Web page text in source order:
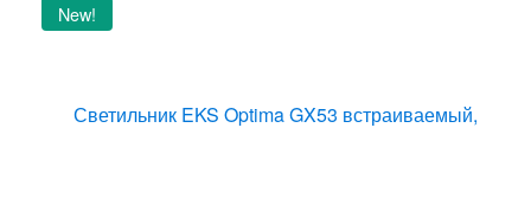
New!